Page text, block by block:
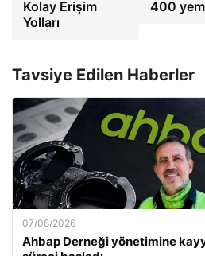
Kolay Erişim
Yolları
400
Tavsiye Edilen Haberler
07/08/2026
Ahbap Derneği yönetimine